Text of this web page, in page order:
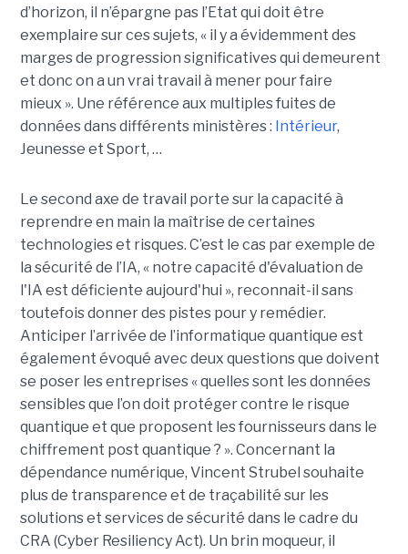
d’horizon, il n’épargne pas l’Etat qui doit être
exemplaire sur ces sujets, « il y a évidemment des
marges de progression significatives qui demeurent
et donc on a un vrai travail à mener pour faire
mieux ». Une référence aux multiples fuites de
données dans différents ministères : Intérieur,
Jeunesse et Sport, …
Le second axe de travail porte sur la capacité à
reprendre en main la maîtrise de certaines
technologies et risques. C’est le cas par exemple de
la sécurité de l’IA, « notre capacité d'évaluation de
l'IA est déficiente aujourd'hui », reconnait-il sans
toutefois donner des pistes pour y remédier.
Anticiper l’arrivée de l’informatique quantique est
également évoqué avec deux questions que doivent
se poser les entreprises « quelles sont les données
sensibles que l’on doit protéger contre le risque
quantique et que proposent les fournisseurs dans le
chiffrement post quantique ? ». Concernant la
dépendance numérique, Vincent Strubel souhaite
plus de transparence et de traçabilité sur les
solutions et services de sécurité dans le cadre du
CRA (Cyber Resiliency Act). Un brin moqueur, il